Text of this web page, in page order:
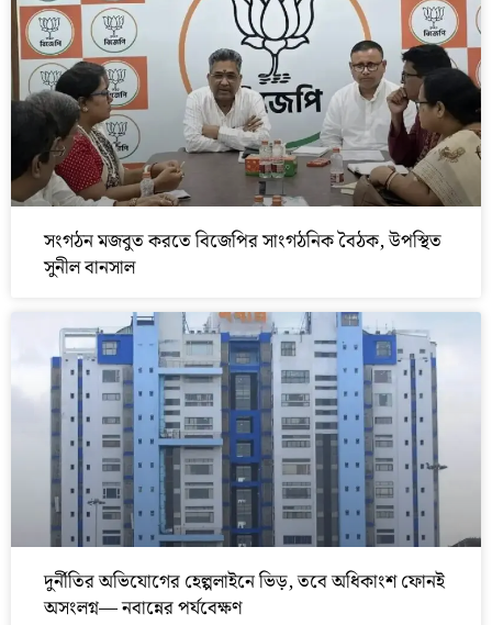
সংগঠন মজবুত করতে বিজেপির সাংগঠনিক বৈঠক, উপস্থিত
সুনীল বানসাল
দুর্নীতির অভিযোগের হেল্পলাইনে ভিড়, তবে অধিকাংশ ফোনই
অসংলগ্ন— নবান্নের পর্যবেক্ষণ